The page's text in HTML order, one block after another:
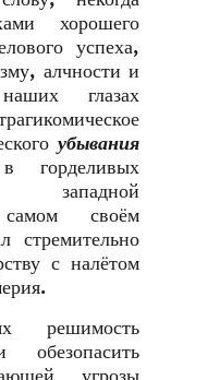
хорошего
успеха,
алчности и
глазах
убывания
горделивых
западной
своём
стремительно
с налётом
решимость
обезопасить